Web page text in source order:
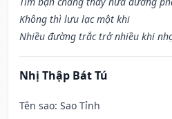
Không thì lưu lạc một khi
Nhiều đường trắc trở nhiều khi
Nhị Thập Bát Tú
Tên sao: Sao Tỉnh